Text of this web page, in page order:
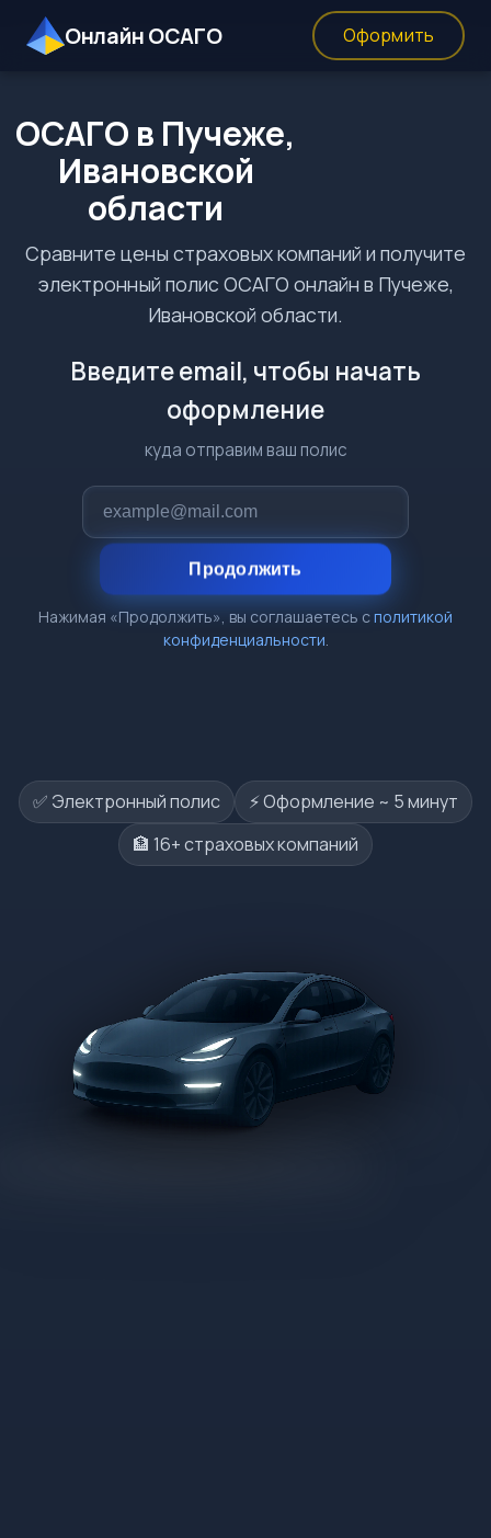
Онлайн ОСАГО Оформить
ОСАГО в Пучеже,
Ивановской
области
Сравните цены страховых компаний и получите
электронный полис ОСАГО онлайн в Пучеже,
Ивановской области.
Введите email, чтобы начать
оформление
куда отправим ваш полис
Продолжить
Нажимая «Продолжить», вы соглашаетесь сполитикой
конфиденциальности.
✅ Электронный полис
⚡️ Оформление ~ 5 минут
🏦 16+ страховых компаний